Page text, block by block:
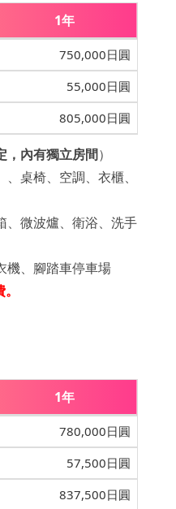
1年
750,000日圓
55,000日圓
805,000日圓
，內有獨立房間）
桌椅、空調、衣櫃、
、微波爐、衛浴、洗手
機、腳踏車停車場
1年
780,000日圓
57,500日圓
837,500日圓